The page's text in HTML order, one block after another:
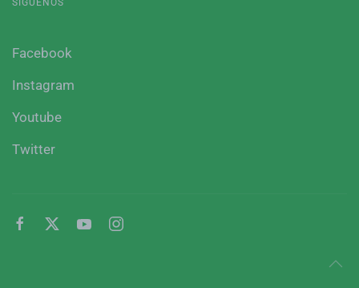
SIGUENOS
Facebook
Instagram
Youtube
Twitter